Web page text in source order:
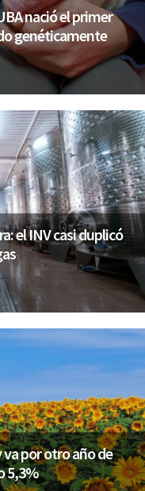
nació el primer
genéticamente
el INV casi duplicó
va por otro año de
5,3%